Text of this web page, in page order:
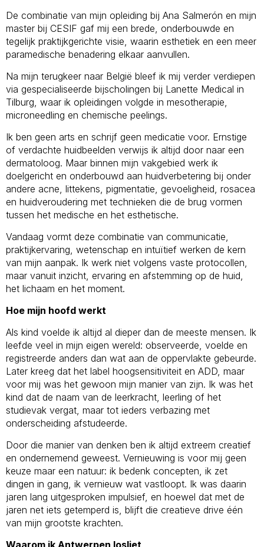
De combinatie van mijn opleiding bij Ana Salmerón en mijn
master bij CESIF gaf mij een brede, onderbouwde en
tegelijk praktijkgerichte visie, waarin esthetiek en een meer
paramedische benadering elkaar aanvullen.
Na mijn terugkeer naar België bleef ik mij verder verdiepen
via gespecialiseerde bijscholingen bij Lanette Medical in
Tilburg, waar ik opleidingen volgde in mesotherapie,
microneedling en chemische peelings.
Ik ben geen arts en schrijf geen medicatie voor. Ernstige
of verdachte huidbeelden verwijs ik altijd door naar een
dermatoloog. Maar binnen mijn vakgebied werk ik
doelgericht en onderbouwd aan huidverbetering bij onder
andere acne, littekens, pigmentatie, gevoeligheid, rosacea
en huidveroudering met technieken die de brug vormen
tussen het medische en het esthetische.
Vandaag vormt deze combinatie van communicatie,
praktijkervaring, wetenschap en intuïtief werken de kern
van mijn aanpak. Ik werk niet volgens vaste protocollen,
maar vanuit inzicht, ervaring en afstemming op de huid,
het lichaam en het moment.
Hoe mijn hoofd werkt
Als kind voelde ik altijd al dieper dan de meeste mensen. Ik
leefde veel in mijn eigen wereld: observeerde, voelde en
registreerde anders dan wat aan de oppervlakte gebeurde.
Later kreeg dat het label hoogsensitiviteit en ADD, maar
voor mij was het gewoon mijn manier van zijn. Ik was het
kind dat de naam van de leerkracht, leerling of het
studievak vergat, maar tot ieders verbazing met
onderscheiding afstudeerde.
Door die manier van denken ben ik altijd extreem creatief
en ondernemend geweest. Vernieuwing is voor mij geen
keuze maar een natuur: ik bedenk concepten, ik zet
dingen in gang, ik vernieuw wat vastloopt. Ik was daarin
jaren lang uitgesproken impulsief, en hoewel dat met de
jaren net iets getemperd is, blijft die creatieve drive één
van mijn grootste krachten.
Waarom ik Antwerpen losliet